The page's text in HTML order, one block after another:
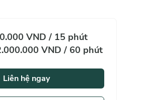
VND / 15 phút
VND / 60 phút
Liên hệ ngay